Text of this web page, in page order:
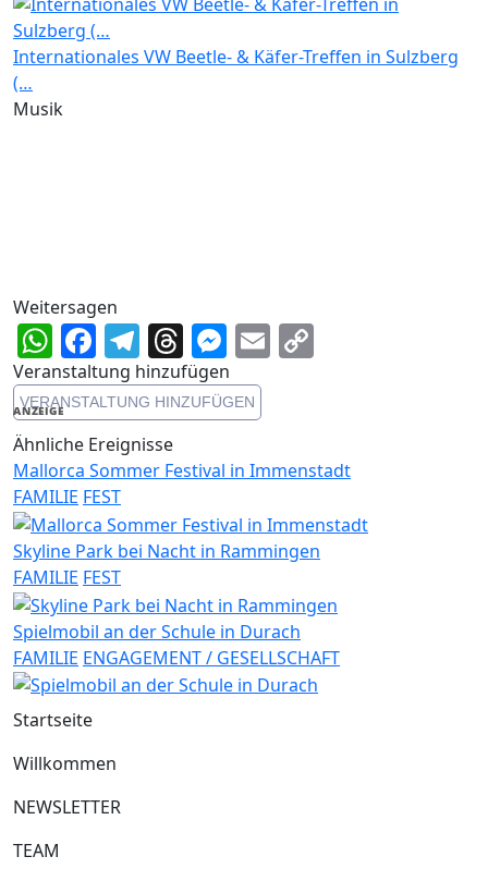
Internationales VW Beetle- & Käfer-Treffen in Sulzberg
(…
Musik
Weitersagen
WhatsApp
Facebook
Telegram
Threads
Messenger
Email
Veranstaltung hinzufügen
VERANSTALTUNG HINZUFÜGEN
ANZEIGE
Ähnliche Ereignisse
Mallorca Sommer Festival in Immenstadt
FAMILIE FEST
Skyline Park bei Nacht in Rammingen
FAMILIE FEST
Spielmobil an der Schule in Durach
FAMILIE ENGAGEMENT / GESELLSCHAFT
Startseite
Willkommen
NEWSLETTER
TEAM